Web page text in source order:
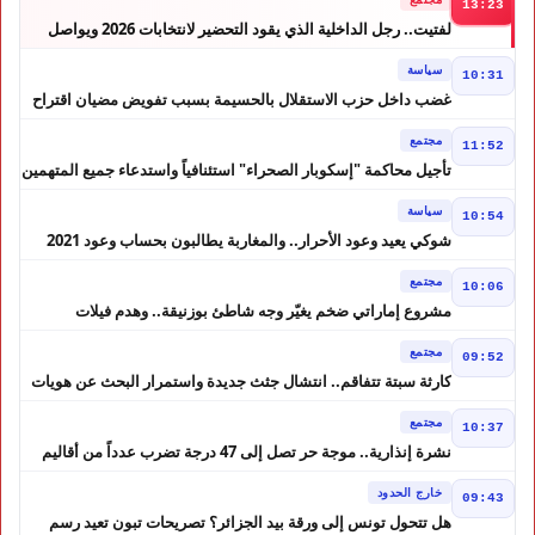
13:23
لفتيت.. رجل الداخلية الذي يقود التحضير لانتخابات 2026 ويواصل
10:31 سياسة
غضب داخل حزب الاستقلال بالحسيمة بسبب تفويض مضيان اقتراح
11:52 مجتمع
تأجيل محاكمة "إسكوبار الصحراء" استئنافياً واستدعاء جميع المتهمين
10:54 سياسة
شوكي يعيد وعود الأحرار.. والمغاربة يطالبون بحساب وعود 2021
10:06 مجتمع
مشروع إماراتي ضخم يغيّر وجه شاطئ بوزنيقة.. وهدم فيلات
09:52 مجتمع
كارثة سبتة تتفاقم.. انتشال جثث جديدة واستمرار البحث عن هويات
10:37 مجتمع
نشرة إنذارية.. موجة حر تصل إلى 47 درجة تضرب عدداً من أقاليم
09:43 خارج الحدود
هل تتحول تونس إلى ورقة بيد الجزائر؟ تصريحات تبون تعيد رسم